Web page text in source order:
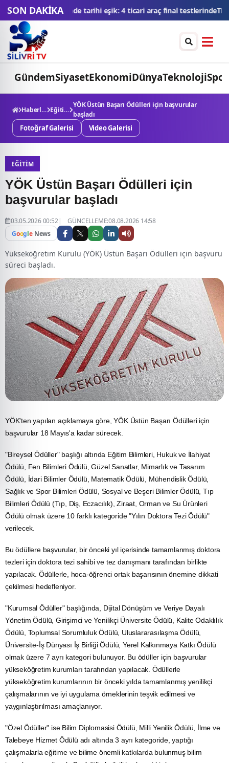
SON DAKİKA
araç final testlerindeTMSF, 106 aracı ihaleyle satışa sunacak
GündemSiyasetEkonomiDünyaTeknolojiSpor
Haberler Eğitim
YÖK Üstün Başarı Ödülleri için başvurular
başladı
Fotoğraf Galerisi Video Galerisi
EĞITIM
YÖK Üstün Başarı Ödülleri için
başvurular başladı
03.05.2026 00:52
GÜNCELLEME:08.08.2026 14:58
Google News
Yükseköğretim Kurulu (YÖK) Üstün Başarı Ödülleri için başvuru
süreci başladı.
YÖK'ten yapılan açıklamaya göre,YÖKÜstün Başarı Ödülleri için
başvurular 18 Mayıs'a kadar sürecek.
"Bireysel Ödüller" başlığı altında Eğitim Bilimleri, Hukukve İlahiyat
Ödülü, Fen Bilimleri Ödülü, Güzel Sanatlar, Mimarlık ve Tasarım
Ödülü, İdari Bilimler Ödülü, MatematikÖdülü, Mühendislik Ödülü,
Sağlık ve Spor Bilimleri Ödülü, Sosyal ve Beşeri Bilimler Ödülü, Tıp
Bilimleri Ödülü (Tıp, Diş, Eczacılık), Ziraat, Orman ve Su Ürünleri
Ödülü olmak üzere 10 farklı kategoride "Yılın Doktora Tezi Ödülü"
verilecek.
Bu ödüllere başvurular, bir önceki yıl içerisinde tamamlanmış doktora
tezleri için doktora tezi sahibi ve tez danışmanı tarafından birlikte
yapılacak. Ödüllerle, hoca-öğrenci ortak başarısının önemine dikkati
çekilmesi hedefleniyor.
"Kurumsal Ödüller" başlığında, Dijital Dönüşüm ve Veriye Dayalı
Yönetim Ödülü,Girişimci ve Yenilikçi Üniversite Ödülü, Kalite Odaklılık
Ödülü, Toplumsal Sorumluluk Ödülü, Uluslararasılaşma Ödülü,
Üniversite-İş Dünyası İş Birliği Ödülü, Yerel Kalkınmaya Katkı Ödülü
olmak üzere 7 ayrı kategori bulunuyor. Bu ödüller için başvurular
yükseköğretim kurumları tarafından yapılacak. Ödüllerle
yükseköğretim kurumlarının bir önceki yılda tamamlanmış yenilikçi
çalışmalarının ve iyi uygulama örneklerininteşvik edilmesi ve
yaygınlaştırılması amaçlanıyor.
"Özel Ödüller" ise Bilim Diplomasisi Ödülü, Milli Yenilik Ödülü, İlme ve
Talebeye Hizmet Ödülü adı altında 3 ayrı kategoride, yaptığı
çalışmalarla eğitime ve bilime önemli katkılarda bulunmuş bilim